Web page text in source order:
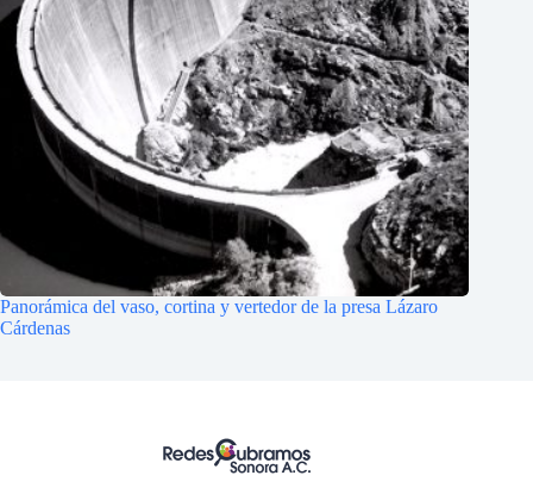
Panorámica del vaso, cortina y vertedor de la presa Lázaro
Cárdenas